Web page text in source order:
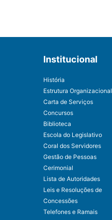
Institucional
História
Estrutura Organizacional
Carta de Serviços
Concursos
Biblioteca
Escola do Legislativo
Coral dos Servidores
Gestão de Pessoas
Cerimonial
Lista de Autoridades
Leis e Resoluções de
Concessões
Telefones e Ramais